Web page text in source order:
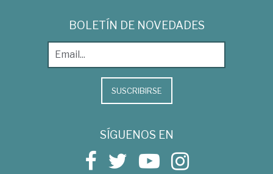
BOLETÍN DE NOVEDADES
SUSCRIBIRSE
SÍGUENOS EN